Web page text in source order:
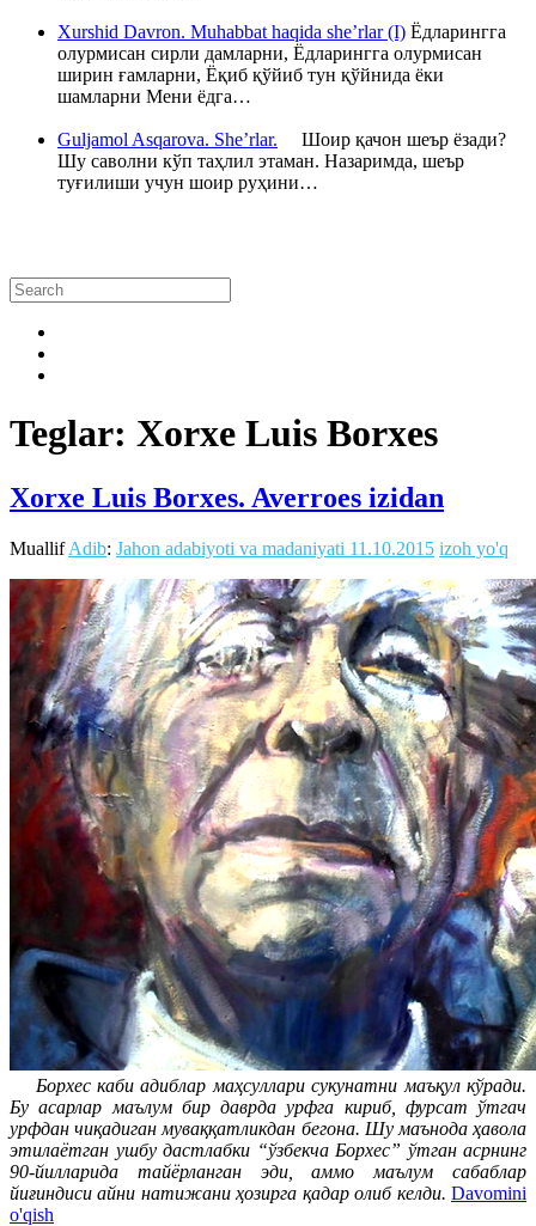
Xurshid Davron. Muhabbat haqida she’rlar (I) Ёдларингга
олурмисан сирли дамларни, Ёдларингга олурмисан
ширин ғамларни, Ёқиб қўйиб тун қўйнида ёки
шамларни Мени ёдга…
Guljamol Asqarova. She’rlar. Шоир қачон шеър ёзади?
Шу саволни кўп таҳлил этаман. Назаримда, шеър
туғилиши учун шоир руҳини…
Teglar: Xorxe Luis Borxes
Xorxe Luis Borxes. Averroes izidan
MuallifAdib: Jahon adabiyoti va madaniyati 11.10.2015 izoh yo'q
Борхес каби адиблар маҳсуллари сукунатни маъқул кўради.
Бу асарлар маълум бир даврда урфга кириб, фурсат ўтгач
урфдан чиқадиган муваққатликдан бегона. Шу маънода ҳавола
этилаётган ушбу дастлабки “ўзбекча Борхес” ўтган асрнинг
90-йилларида тайёрланган эди, аммо маълум сабаблар
йиғиндиси айни натижани ҳозирга қадар олиб келди. Davomini
o'qish